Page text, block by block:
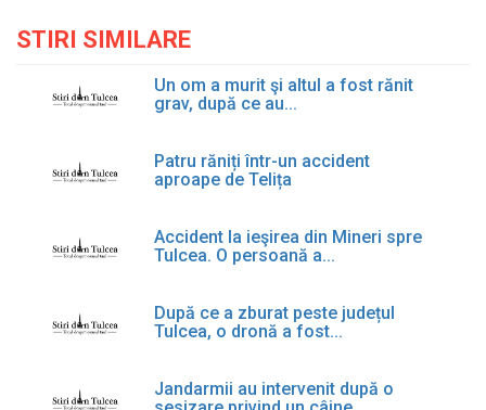
STIRI SIMILARE
Un om a murit şi altul a fost rănit
grav, după ce au...
Patru răniți într-un accident
aproape de Telița
Accident la ieşirea din Mineri spre
Tulcea. O persoană a...
După ce a zburat peste județul
Tulcea, o dronă a fost...
Jandarmii au intervenit după o